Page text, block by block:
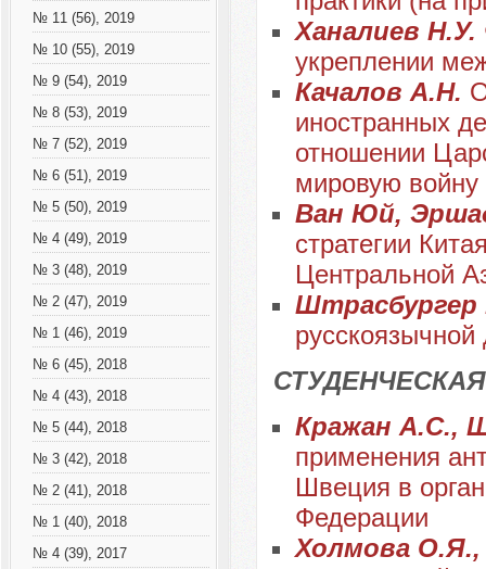
№ 11 (56), 2019
№ 10 (55), 2019
№ 9 (54), 2019
№ 8 (53), 2019
№ 7 (52), 2019
№ 6 (51), 2019
№ 5 (50), 2019
№ 4 (49), 2019
№ 3 (48), 2019
№ 2 (47), 2019
№ 1 (46), 2019
№ 6 (45), 2018
№ 4 (43), 2018
№ 5 (44), 2018
№ 3 (42), 2018
№ 2 (41), 2018
№ 1 (40), 2018
№ 4 (39), 2017
Ханалиев Н.У.
укреплении
Качалов А.Н.
иностранных
отношении
мировую войну
Ван Юй,
стратегии
Центральной
Кражан А.С.,
применения
Швеция в
Федерации
Холмова